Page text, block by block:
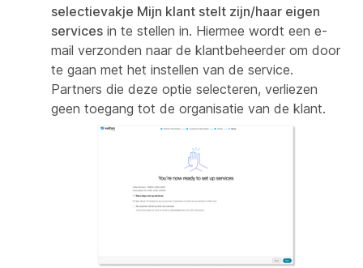
selectievakje Mijn klant stelt zijn/haar eigen
services in te stellen in. Hiermee wordt een e-
mail verzonden naar de klantbeheerder om door
te gaan met het instellen van de service.
Partners die deze optie selecteren, verliezen
geen toegang tot de organisatie van de klant.